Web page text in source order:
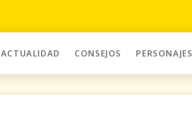
ACTUALIDAD CONSEJOS PERSONAJES